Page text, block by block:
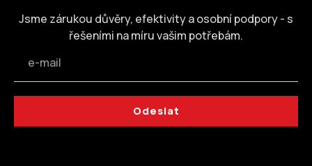
Jsme zárukou důvěry, efektivity a osobní podpory - s
řešeními na míru vašim potřebám.
Odeslat